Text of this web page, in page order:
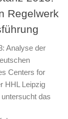
Regelwerk
Analyse der
Centers for
HHL Leipzig
das